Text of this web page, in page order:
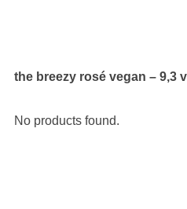
the breezy rosé vegan – 9,3
No products found.